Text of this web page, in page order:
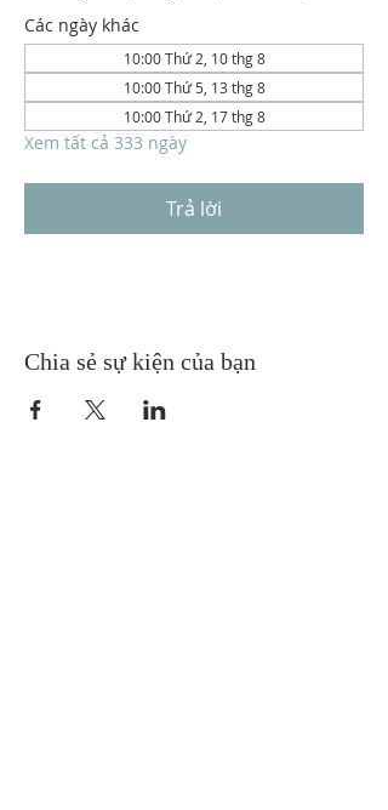
Các ngày khác
10:00 Thứ 2, 10 thg 8
10:00 Thứ 5, 13 thg 8
10:00 Thứ 2, 17 thg 8
Xem tất cả 333 ngày
Trả lời
Chia sẻ sự kiện của bạn